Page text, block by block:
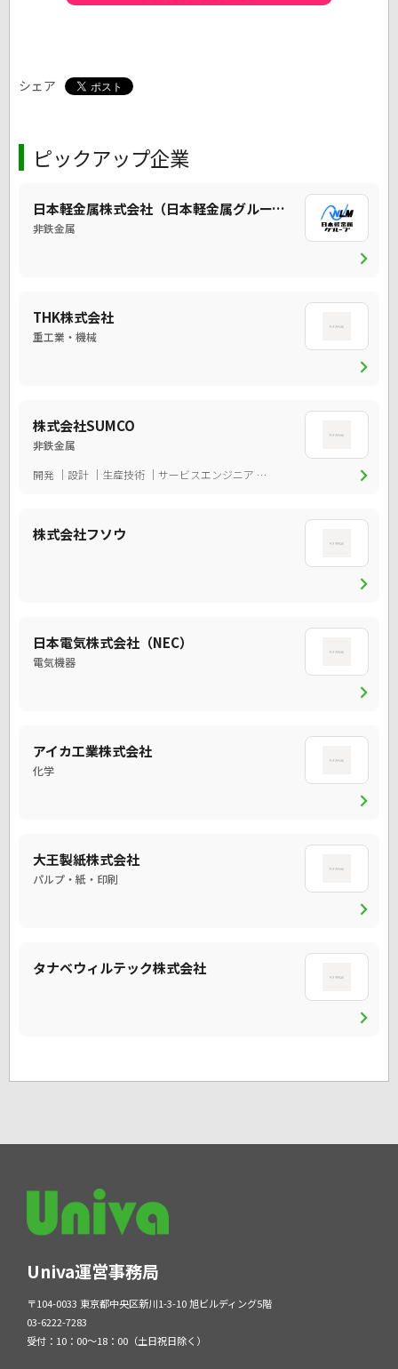
シェア
ピックアップ企業
日本軽金属株式会社（日本軽金属グループ）
非鉄金属
chevron_right
THK株式会社
重工業・機械
chevron_right
株式会社SUMCO
非鉄金属
開発
設計 生産技術 サービスエンジニア 技術開発
chevron_right
株式会社フソウ
chevron_right
日本電気株式会社（NEC）
電気機器
chevron_right
アイカ工業株式会社
化学
chevron_right
大王製紙株式会社
パルプ・紙・印刷
chevron_right
タナベウィルテック株式会社
chevron_right
Univa運営事務局
〒104-0033 東京都中央区新川1-3-10 旭ビルディング5階
03-6222-7283
受付：10：00～18：00（土日祝日除く）